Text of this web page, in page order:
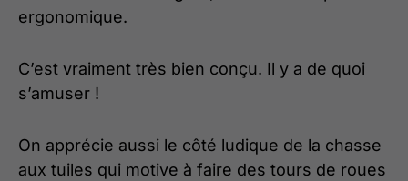
ergonomique.
C’est vraiment très bien conçu. Il y a de quoi
s’amuser !
On apprécie aussi le côté ludique de la chasse
aux tuiles qui motive à faire des tours de roues